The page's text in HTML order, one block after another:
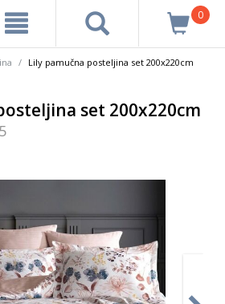
0
Lily pamučna posteljina set 200x220cm
set 200x220cm